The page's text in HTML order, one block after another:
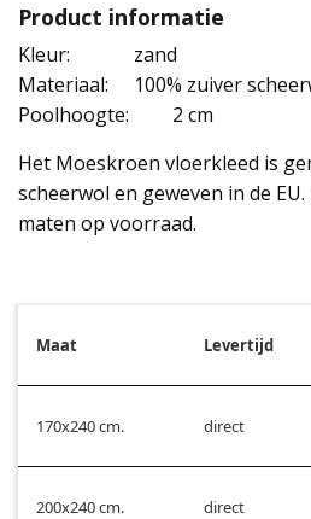
Product informatie
Kleur:
zand
Materiaal:
100% zuiver
Poolhoogte:
2 cm
Het Moeskroen vloerkleed is
scheerwol en geweven in de
maten op voorraad.
Maat Levertijd
170x240 cm. direct
200x240 cm. direct